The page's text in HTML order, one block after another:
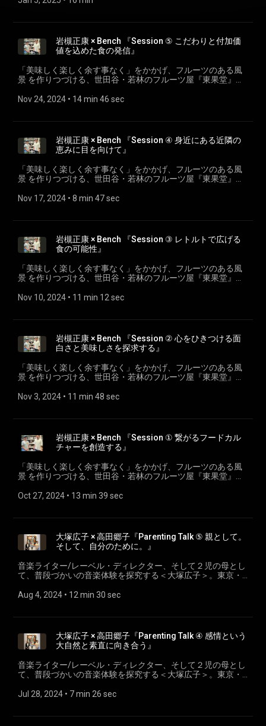
ター。2012年、米カリフォルニア大学ロサンゼルス校で客員
研究員。2013年、NHKを退局しNPO法人「8bitNews」代表
に。2021年、株式会社「わたしをことばにする研究所」設
立。 トークにまつわる関連リンク: ＜8bitNews＞
https://8bitnews.org
岩槻正康 × Bench 『Session ⑤ こだわりと付加価
値を込めた食の発信』
「美味しく楽しく余す事なく」をかかげ、フルーツのある風
景 を作りつづける、世田谷・若林のフルーツ屋『東果堂』代
性を探求。 #27 岩槻正康 × Bench 『Session ⑤ こだわりと付
ONE POT WONDER＞ 代表。 トークにまつわる関連リンク: ＜
東果堂＞ www.tocado-fruit.tokyo/
tokadofruit.base.ec/items/89408645 (マンゴーホットソー
ス） ＜ONE POT WONDER＞ onepotwonder.jp/
Nov 24, 2024 • 14 min 46 sec
岩槻正康 × Bench 『Session ④ 身近にある近隣の
恵みに目を向けて』
「美味しく楽しく余す事なく」をかかげ、フルーツのある風
景 を作りつづける、世田谷・若林のフルーツ屋『東果堂』代
性を探求。 #26 岩槻正康 × Bench 『Session ④ 身近にある近
POT WONDER＞ 代表。 トークにまつわる関連リンク: ＜東果
堂＞ www.tocado-fruit.tokyo/ ＜ONE POT WONDER＞
onepotwonder.jp/
Nov 17, 2024 • 8 min 47 sec
岩槻正康 × Bench 『Session ③ レトルトで広げる
食の可能性』
「美味しく楽しく余す事なく」をかかげ、フルーツのある風
景 を作りつづける、世田谷・若林のフルーツ屋『東果堂』代
性を探求。 #25 岩槻正康 × Bench 『Session ③ レトルトで広
WONDER＞ 代表。 トークにまつわる関連リンク: ＜東果堂＞
www.tocado-fruit.tokyo/ ＜ONE POT WONDER＞
onepotwonder.jp/
Nov 10, 2024 • 11 min 12 sec
岩槻正康 × Bench 『Session ② 心をひきつける面
白さと美味しさを探求する』
「美味しく楽しく余す事なく」をかかげ、フルーツのある風
景 を作りつづける、世田谷・若林のフルーツ屋『東果堂』代
性を探求。 #24 岩槻正康 × Bench 『Session ② 心をひきつけ
ド＜ONE POT WONDER＞ 代表。 トークにまつわる関連リン
ク: ＜東果堂＞ https://www.tocado-fruit.tokyo/ ＜ONE POT
WONDER＞ https://onepotwonder.jp/ ＜旅する八百屋の「青
果ミコト屋」＞ https://micotoya.com/ ＜耕さない畑のアイス
クリーム「Soyscream」＞https://ec.soyscream.jp/
Nov 3, 2024 • 11 min 48 sec
岩槻正康 × Bench 『Session ① 繋がるフードカル
チャーを創造する』
「美味しく楽しく余す事なく」をかかげ、フルーツのある風
景 を作りつづける、世田谷・若林のフルーツ屋『東果堂』代
性を探求。 #23 岩槻正康 × Bench 『Session ① 人々を繋ぐフ
ONE POT WONDER＞ 代表。https://onepotwonder.jp/
Oct 27, 2024 • 13 min 39 sec
大塚広子 × 高田郷子『Parenting Talk ⑤ 親として。
そして、自分のために。』
音楽ライター/レーベル・ディレクター、そして２児の母とし
て、普段づかいの音楽体験を探究する＜大塚広子＞。東京・
ィづくりを志し、同じく2人の10代の母でもある＜高田郷子＞
ーツなどに執筆。自身のレーベル、「Key of Life+」を主催
し、作品監修やプロデュース活動を行う。音楽史における女
性をテーマにした研究執筆活動も行なっている。二児の母。
高田郷子 @ohaichi 1980年福岡県生まれ。大学卒業後、2年間
のイタリア滞在を経て、リノベーション物件を中心に扱う不
動産企業に勤務。2017年より不動産事業などを手がける
Traverinv Elephant ㈱にCOOとして、日本橋のコンセプトビル
ディングTHE A.I.R BUILDING を運営
Aug 4, 2024 • 12 min 30 sec
大塚広子 × 高田郷子『Parenting Talk ④ 感情という
大自然と素直に向き合う』
音楽ライター/レーベル・ディレクター、そして２児の母とし
て、普段づかいの音楽体験を探究する＜大塚広子＞。東京・
ィづくりを志し、同じく2人の10代の母でもある＜高田郷子＞
Jul 28, 2024 • 7 min 26 sec